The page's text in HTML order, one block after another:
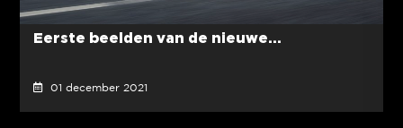
Eerste beelden van de nieuwe...
01 december 2021